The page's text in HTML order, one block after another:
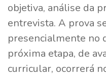
objetiva, análise da
entrevista. A prova
presencialmente no
próxima etapa, de
curricular, ocorrerá